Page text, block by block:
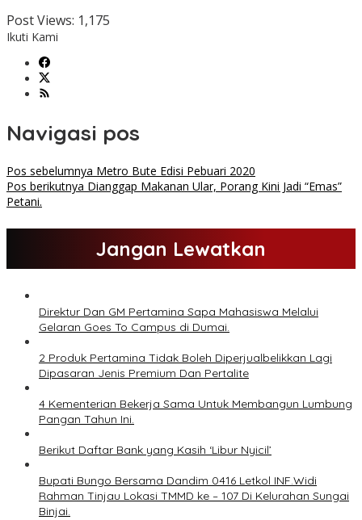
Post Views: 1,175
Ikuti Kami
Navigasi pos
Pos sebelumnya Metro Bute Edisi Pebuari 2020
Pos berikutnya Dianggap Makanan Ular, Porang Kini Jadi “Emas”
Petani.
Jangan Lewatkan
Direktur Dan GM Pertamina Sapa Mahasiswa Melalui
Gelaran Goes To Campus di Dumai.
2 Produk Pertamina Tidak Boleh Diperjualbelikkan Lagi
Dipasaran Jenis Premium Dan Pertalite
4 Kementerian Bekerja Sama Untuk Membangun Lumbung
Pangan Tahun Ini.
Berikut Daftar Bank yang Kasih ‘Libur Nyicil’
Bupati Bungo Bersama Dandim 0416 Letkol INF.Widi
Rahman Tinjau Lokasi TMMD ke – 107 Di Kelurahan Sungai
Binjai.